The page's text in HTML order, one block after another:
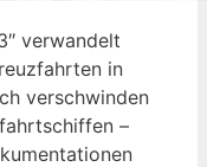
verwandelt
in
verschwinden
–